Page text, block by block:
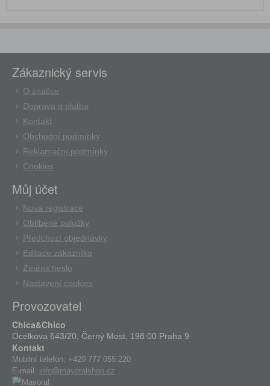
Zákaznický servis
O značce
Doprava a platba
Kontakt
Obchodní podmínky
Reklamační podmínky
Cookies
Můj účet
Nová registrace
Oblíbené položky
Předchozí objednávky
Editace zákazníka
Změnit heslo
Nastavení cookies
Provozovatel
Chica&Chico
Ocelkova 643/20, Černý Most, 198 00 Praha 9
Kontakt
Mobilní telefon: +420 777 055 220
E-mail: info@mayoralshop.cz